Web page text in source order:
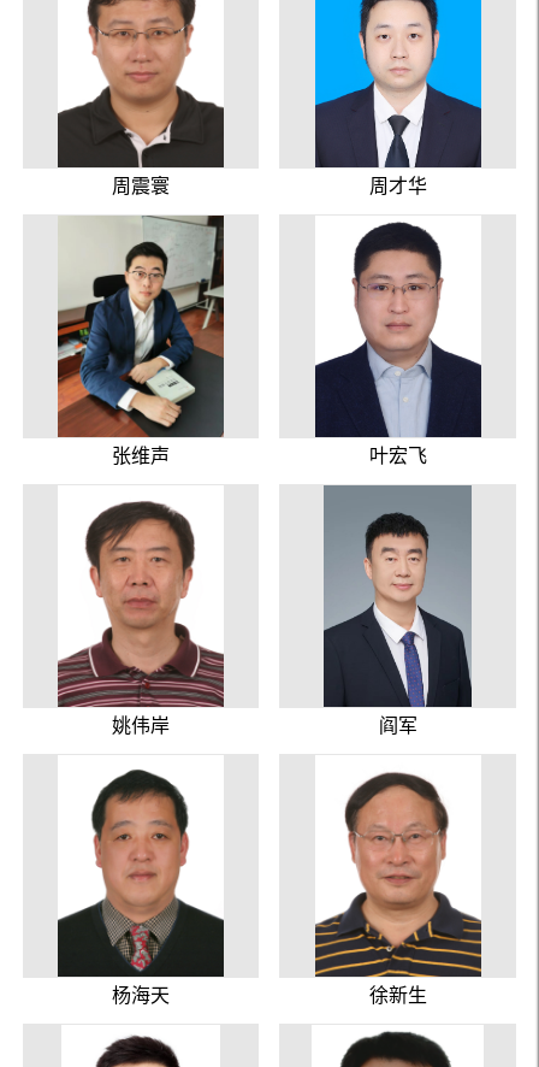
周震寰 周才华
张维声 叶宏飞
姚伟岸 阎军
杨海天 徐新生